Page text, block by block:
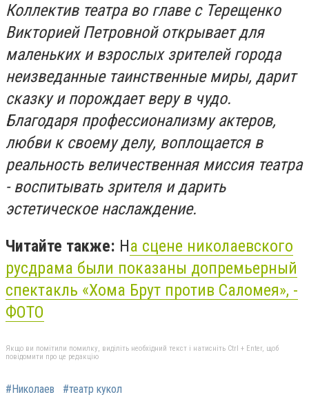
Коллектив театра во главе с Терещенко
Викторией Петровной открывает для
маленьких и взрослых зрителей города
неизведанные таинственные миры, дарит
сказку и порождает веру в чудо.
Благодаря профессионализму актеров,
любви к своему делу, воплощается в
реальность величественная миссия театра
- воспитывать зрителя и дарить
эстетическое наслаждение.
Читайте также: На сцене николаевского
русдрама были показаны допремьерный
спектакль «Хома Брут против Саломея», -
ФОТО
Якщо ви помітили помилку, виділіть необхідний текст і натисніть Ctrl + Enter, щоб
повідомити про це редакцію
#Николаев #театр кукол